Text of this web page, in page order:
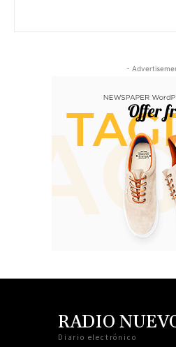
-
RADIO
Diario electrónico